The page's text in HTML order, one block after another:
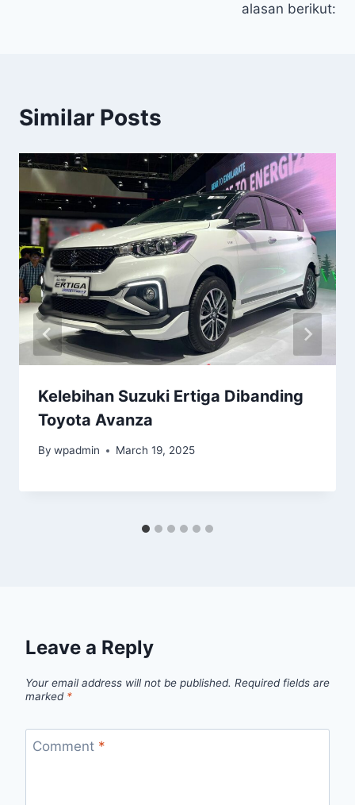
alasan berikut:
Similar Posts
Kelebihan Suzuki Ertiga Dibanding
Toyota Avanza
By wpadmin March 19, 2025
Leave a Reply
Your email address will not be published. Required fields are
marked *
Comment *